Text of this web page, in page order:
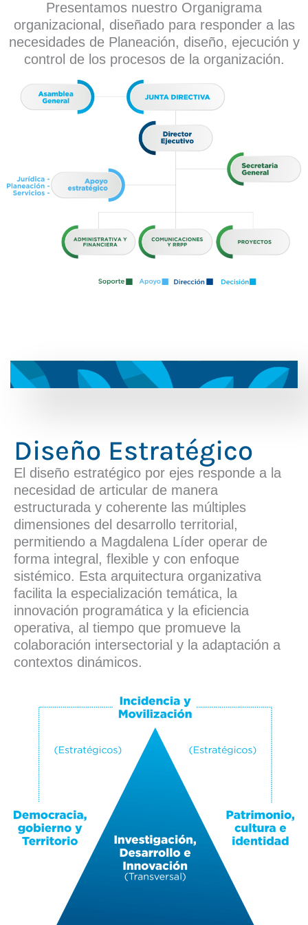
Presentamos nuestro Organigrama
organizacional, diseñado para responder a las
necesidades de Planeación, diseño, ejecución y
control de los procesos de la organización.
Diseño Estratégico
El diseño estratégico por ejes responde a la
necesidad de articular de manera
estructurada y coherente las múltiples
dimensiones del desarrollo territorial,
permitiendo a Magdalena Líder operar de
forma integral, flexible y con enfoque
sistémico. Esta arquitectura organizativa
facilita la especialización temática, la
innovación programática y la eficiencia
operativa, al tiempo que promueve la
colaboración intersectorial y la adaptación a
contextos dinámicos.